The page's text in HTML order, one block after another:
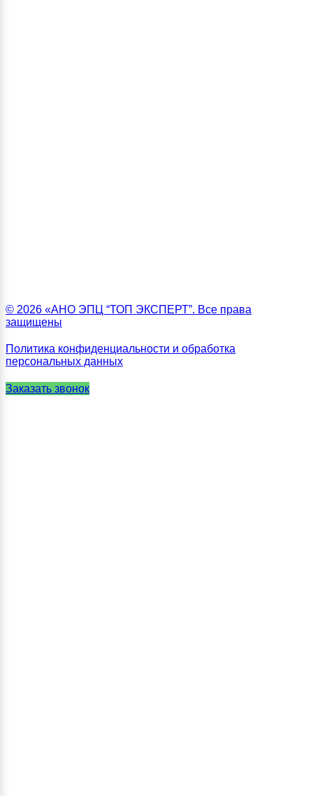
© 2026 «АНО ЭПЦ “ТОП ЭКСПЕРТ”. Все права
защищены
Политика конфиденциальности и обработка
персональных данных
Заказать звонок